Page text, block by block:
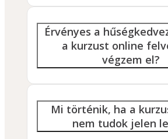
Érvényes a
a kurzust online
végzem el?
Mi történik, ha a
nem tudok jelen